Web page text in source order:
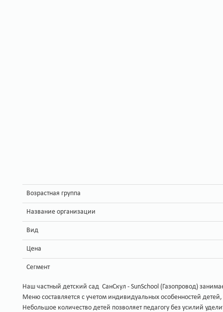
Возрастная группа
Название организации
Вид
Цена
Сегмент
Наш частный детский сад СанСкул - SunSchool (Газопровод)
Меню составляется с учетом индивидуальных особенностей
Небольшое количество детей позволяет педагогу без усилий